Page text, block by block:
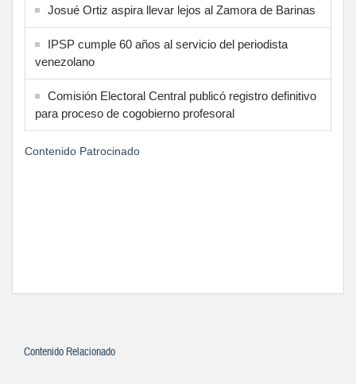
Josué Ortiz aspira llevar lejos al Zamora de Barinas
IPSP cumple 60 años al servicio del periodista
venezolano
Comisión Electoral Central publicó registro definitivo
para proceso de cogobierno profesoral
Contenido Patrocinado
Contenido Relacionado